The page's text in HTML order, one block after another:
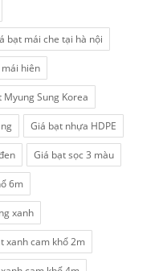
bạt mái che tại hà nội
hiên
Myung Sung Korea
Giá bạt nhựa HDPE
Giá bạt sọc 3 màu
6m
xanh
xanh cam khổ 2m